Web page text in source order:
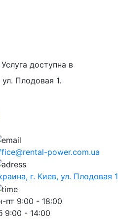
Услуга доступна в
Плодовая 1.
power.com.ua
г. Киев, ул. Плодовая 1
пт 9:00 - 18:00
9:00 - 14:00